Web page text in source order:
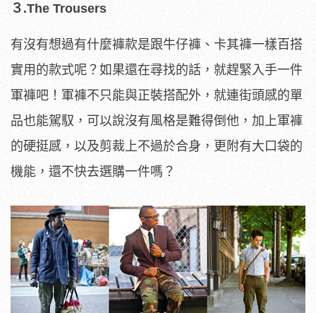
３.The Trousers
有沒有想過有什麼褲款是跟牛仔褲、卡其褲一樣百搭
實用的款式呢？如果還在尋找的話，就趕緊入手一件
軍褲吧！軍褲不只能與正裝搭配外，就連街頭感的單
品也能駕馭，可以說沒有風格是難得倒他，加上軍褲
的硬挺感，以及剪裁上不過於合身，更附有大口袋的
機能，還不快去選購一件嗎？